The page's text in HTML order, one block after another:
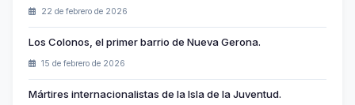
22 de febrero de 2026
Los Colonos, el primer barrio de Nueva Gerona.
15 de febrero de 2026
Mártires internacionalistas de la Isla de la Juventud.